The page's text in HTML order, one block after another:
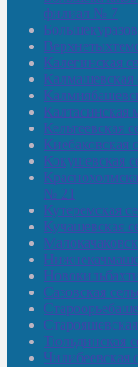
филиал № 7
Калегинская
Калмашевская
Калтасинская
Кельтеевская
Киебаковская
Кокушевская
№ 21
Кутеремская
Кучашевская
Сазовская
Тюльдинская
Чилибеевская